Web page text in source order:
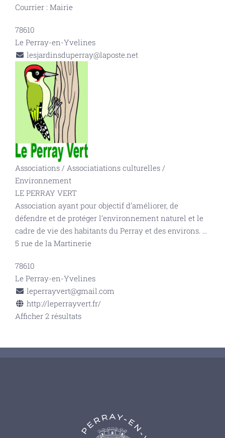
Courrier : Mairie
78610
Le Perray-en-Yvelines
lesjardinsduperray@laposte.net
Associations / Associatiations culturelles /
Environnement
LE PERRAY VERT
Association ayant pour objectif d’améliorer, de
défendre et de protéger l’environnement naturel et le
cadre de vie des habitants du Perray et des environs. ...
5 rue de la Martinerie
78610
Le Perray-en-Yvelines
leperrayvert@gmail.com
http://leperrayvert.fr/
Afficher 2 résultats